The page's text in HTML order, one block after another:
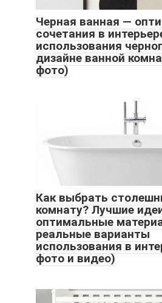
Черная ванная —
сочетания в
использования
дизайне ванной
фото)
Как выбрать
комнату? Лучшие
оптимальные
реальные варианты
использования в
фото и видео)